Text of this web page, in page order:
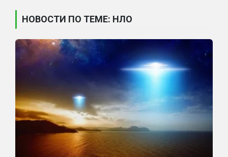
НОВОСТИ ПО ТЕМЕ: НЛО